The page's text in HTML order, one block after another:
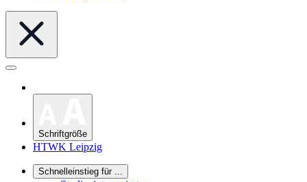
Schriftgröße
HTWK Leipzig
Schnelleinstieg für ...